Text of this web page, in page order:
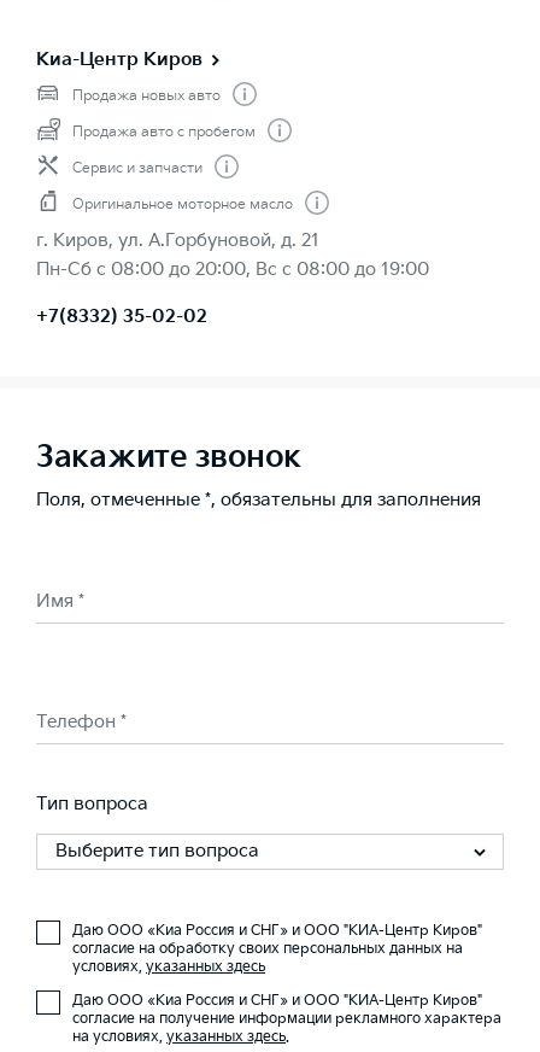
Киа-Центр Киров
Продажа новых авто
Продажа авто с пробегом
Сервис и запчасти
Оригинальное моторное масло
г. Киров, ул. А.Горбуновой, д. 21
Пн-Сб с 08:00 до 20:00, Вс с 08:00 до 19:00
+7(8332) 35-02-02
Закажите звонок
Поля, отмеченные *, обязательны для заполнения
Имя *
Телефон *
Тип вопроса
Выберите тип вопроса
Даю ООО «Киа Россия и СНГ» и ООО "КИА-Центр Киров"
согласие на обработку своих персональных данных на
условиях, указанных здесь
Даю ООО «Киа Россия и СНГ» и ООО "КИА-Центр Киров"
согласие на получение информации рекламного характера
на условиях, указанных здесь.